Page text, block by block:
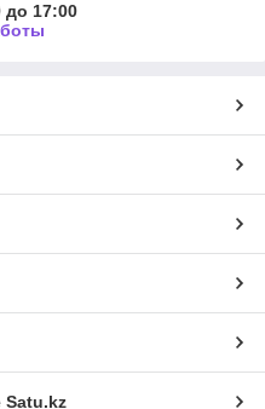
до 17:00
Satu.kz